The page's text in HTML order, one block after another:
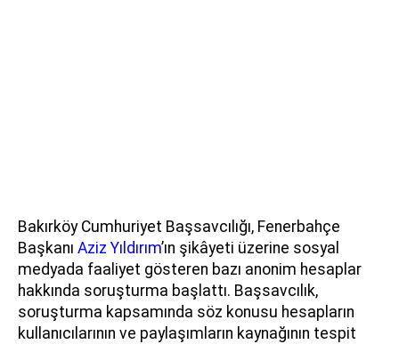
Bakırköy Cumhuriyet Başsavcılığı, Fenerbahçe
Başkanı Aziz Yıldırım’ın şikâyeti üzerine sosyal
medyada faaliyet gösteren bazı anonim hesaplar
hakkında soruşturma başlattı. Başsavcılık,
soruşturma kapsamında söz konusu hesapların
kullanıcılarının ve paylaşımların kaynağının tespit